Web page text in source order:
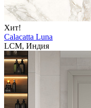
Хит!
Calacatta Luna
LCM, Индия